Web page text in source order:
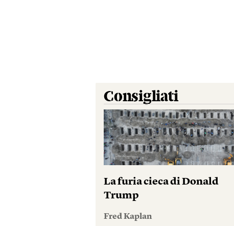
Consigliati
La furia cieca di Donald
Trump
Fred Kaplan